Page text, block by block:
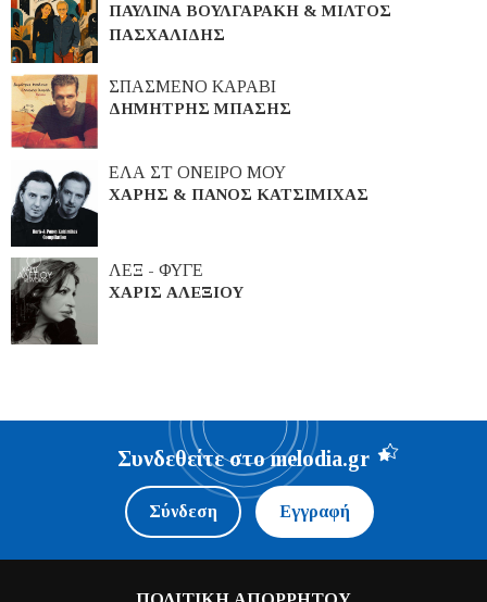
ΠΑΥΛΙΝΑ ΒΟΥΛΓΑΡΑΚΗ & ΜΙΛΤΟΣ
ΠΑΣΧΑΛΙΔΗΣ
ΣΠΑΣΜΕΝΟ ΚΑΡΑΒΙ
ΔΗΜΗΤΡΗΣ ΜΠΑΣΗΣ
ΕΛΑ ΣΤ ΟΝΕΙΡΟ ΜΟΥ
ΧΑΡΗΣ & ΠΑΝΟΣ ΚΑΤΣΙΜΙΧΑΣ
ΛΕΞ - ΦΥΓΕ
ΧΑΡΙΣ ΑΛΕΞΙΟΥ
Συνδεθείτε στο melodia.gr
Σύνδεση Εγγραφή